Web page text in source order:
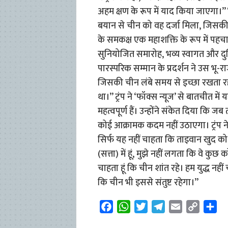
अहम क्षण के रूप में याद किया
बयान से चीन को वह दर्जा मिला,
के समकक्ष एक महाशक्ति के रूप में
सुनियोजित समारोह, भव्य स्वागत और
पारस्परिक सम्मान के प्रदर्शन ने उस भू-
जिसकी चीन लंबे समय से इच्छा रखता
था।” ट्रंप ने ‘फॉक्स न्यूज’ से
महत्वपूर्ण हैं। उन्होंने संकेत दिया कि
कोई आक्रामक कदम नहीं उठाएगा। ट्रंप
सिर्फ यह नहीं चाहता कि ताइवान खुद
(सत्ता) में हूं, मुझे नहीं लगता कि वे कुछ
चाहता हूं कि चीन शांत रहे। हम युद्ध
कि चीन भी इससे संतुष्ट रहेगा।”
W